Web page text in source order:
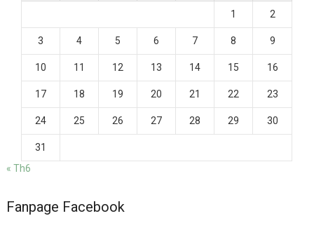
1 2
3 4 5 6 7 8 9
10 11 12 13 14 15 16
17 18 19 20 21 22 23
24 25 26 27 28 29 30
31
« Th6
Fanpage Facebook